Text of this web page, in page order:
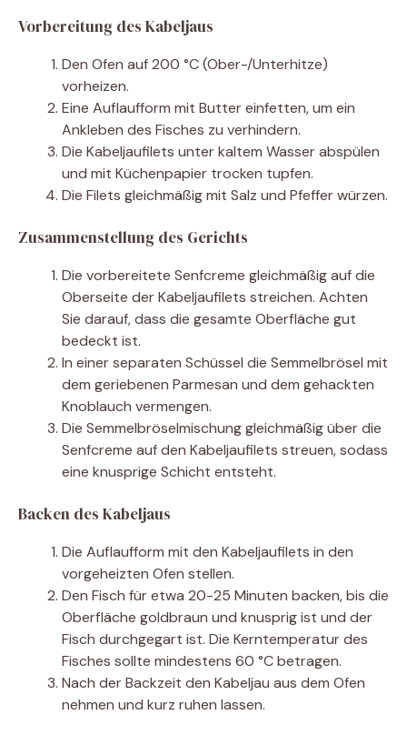
Vorbereitung des Kabeljaus
Den Ofen auf 200 °C (Ober-/Unterhitze)
vorheizen.
Eine Auflaufform mit Butter einfetten, um ein
Ankleben des Fisches zu verhindern.
Die Kabeljaufilets unter kaltem Wasser abspülen
und mit Küchenpapier trocken tupfen.
Die Filets gleichmäßig mit Salz und Pfeffer würzen.
Zusammenstellung des Gerichts
Die vorbereitete Senfcreme gleichmäßig auf die
Oberseite der Kabeljaufilets streichen. Achten
Sie darauf, dass die gesamte Oberfläche gut
bedeckt ist.
In einer separaten Schüssel die Semmelbrösel mit
dem geriebenen Parmesan und dem gehackten
Knoblauch vermengen.
Die Semmelbröselmischung gleichmäßig über die
Senfcreme auf den Kabeljaufilets streuen, sodass
eine knusprige Schicht entsteht.
Backen des Kabeljaus
Die Auflaufform mit den Kabeljaufilets in den
vorgeheizten Ofen stellen.
Den Fisch für etwa 20-25 Minuten backen, bis die
Oberfläche goldbraun und knusprig ist und der
Fisch durchgegart ist. Die Kerntemperatur des
Fisches sollte mindestens 60 °C betragen.
Nach der Backzeit den Kabeljau aus dem Ofen
nehmen und kurz ruhen lassen.